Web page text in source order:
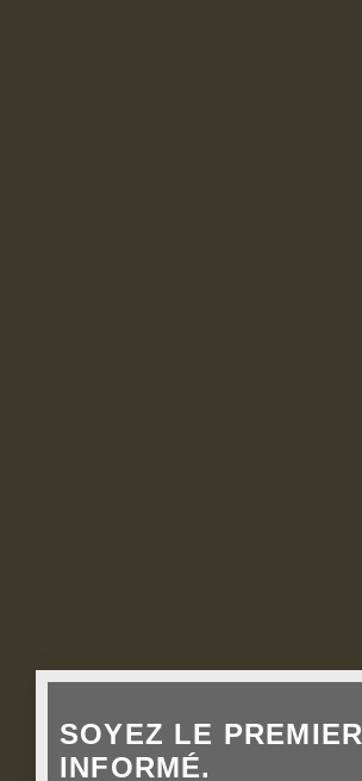
SOYEZ LE PREMIER
INFORMÉ.